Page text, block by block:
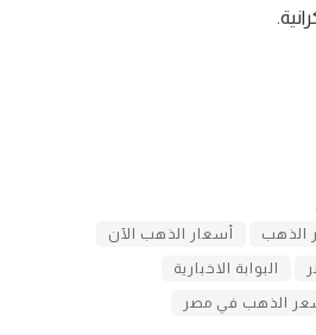
الذهب أسعار الذهب الآن
البوابة الاخبارية
الذهب في مصر